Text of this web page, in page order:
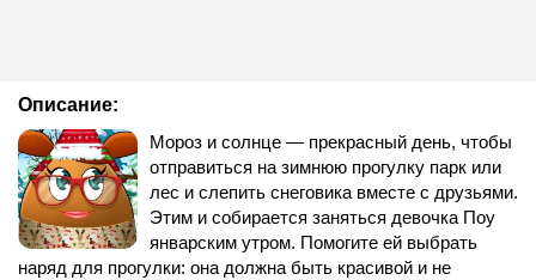
Описание:
Мороз и солнце — прекрасный день, чтобы
отправиться на зимнюю прогулку парк или
лес и слепить снеговика вместе с друзьями.
Этим и собирается заняться девочка Поу
январским утром. Помогите ей выбрать
наряд для прогулки: она должна быть красивой и не